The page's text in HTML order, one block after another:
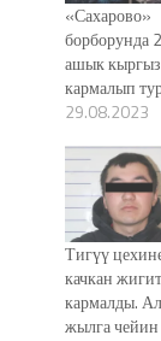
«Сахарово»
борборунда
ашык
кармалып
29.08.2023
Тигүү
качкан жигит
кармалды.
жылга чейин